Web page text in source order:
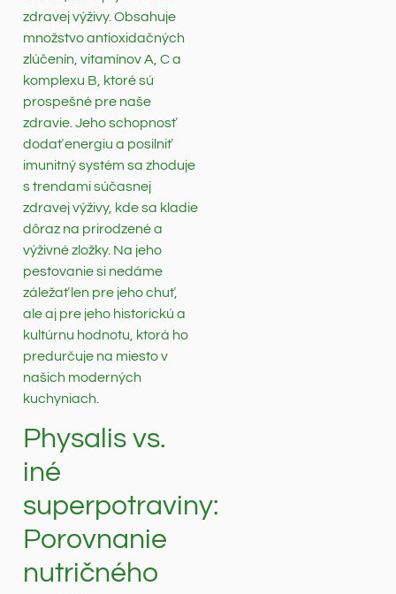
zdravej výživy. Obsahuje
množstvo antioxidačných
zlúčenín, vitamínov A, C a
komplexu B, ktoré sú
prospešné pre naše
zdravie. Jeho schopnosť
dodať energiu a posilniť
imunitný systém sa zhoduje
s trendami súčasnej
zdravej výživy, kde sa kladie
dôraz na prirodzené a
výživné zložky. Na jeho
pestovanie si nedáme
záležať len pre jeho chuť,
ale aj pre jeho historickú a
kultúrnu hodnotu, ktorá ho
predurčuje na miesto v
našich moderných
kuchyniach.
Physalis vs.
iné
superpotraviny:
Porovnanie
nutričného